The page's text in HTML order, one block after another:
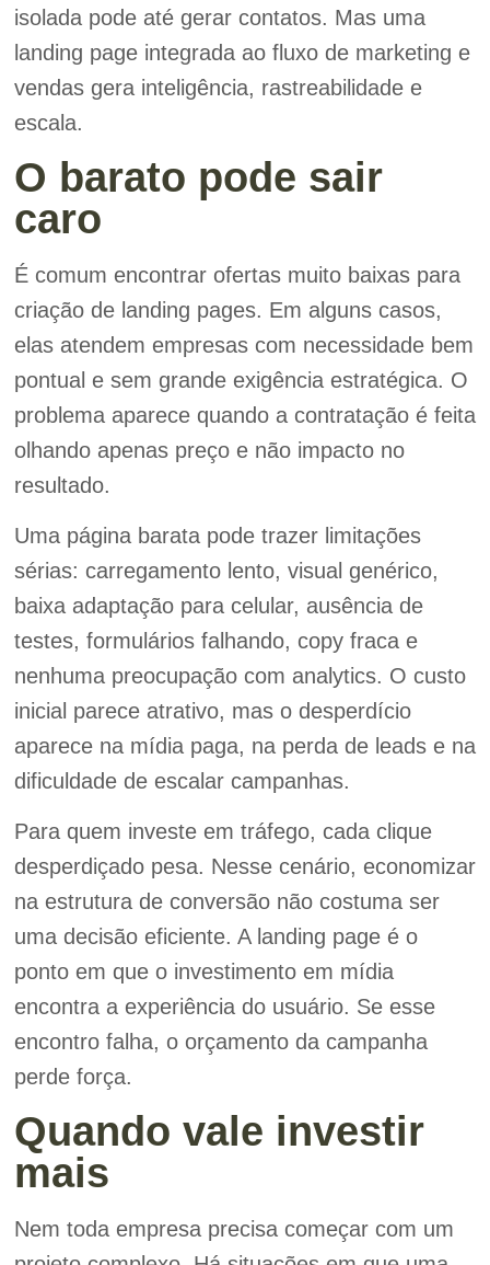
isolada pode até gerar contatos. Mas uma
landing page integrada ao fluxo de marketing e
vendas gera inteligência, rastreabilidade e
escala.
O barato pode sair
caro
É comum encontrar ofertas muito baixas para
criação de landing pages. Em alguns casos,
elas atendem empresas com necessidade bem
pontual e sem grande exigência estratégica. O
problema aparece quando a contratação é feita
olhando apenas preço e não impacto no
resultado.
Uma página barata pode trazer limitações
sérias: carregamento lento, visual genérico,
baixa adaptação para celular, ausência de
testes, formulários falhando, copy fraca e
nenhuma preocupação com analytics. O custo
inicial parece atrativo, mas o desperdício
aparece na mídia paga, na perda de leads e na
dificuldade de escalar campanhas.
Para quem investe em tráfego, cada clique
desperdiçado pesa. Nesse cenário, economizar
na estrutura de conversão não costuma ser
uma decisão eficiente. A landing page é o
ponto em que o investimento em mídia
encontra a experiência do usuário. Se esse
encontro falha, o orçamento da campanha
perde força.
Quando vale investir
mais
Nem toda empresa precisa começar com um